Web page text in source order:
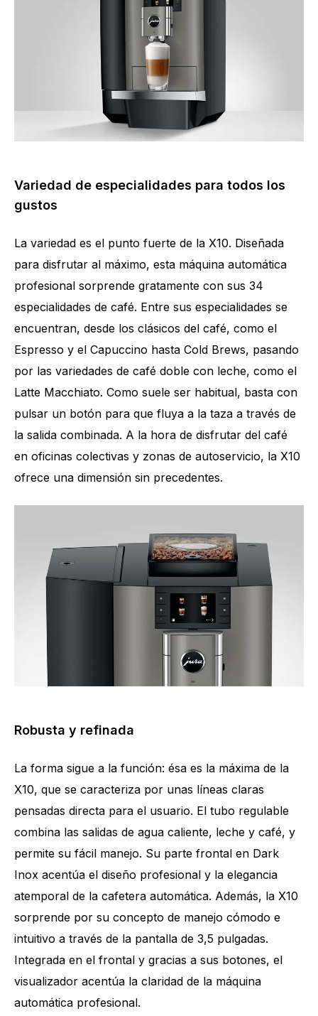
Variedad de especialidades para todos los
gustos
La variedad es el punto fuerte de la X10. Diseñada
para disfrutar al máximo, esta máquina automática
profesional sorprende gratamente con sus 34
especialidades de café. Entre sus especialidades se
encuentran, desde los clásicos del café, como el
Espresso y el Capuccino hasta Cold Brews, pasando
por las variedades de café doble con leche, como el
Latte Macchiato. Como suele ser habitual, basta con
pulsar un botón para que fluya a la taza a través de
la salida combinada. A la hora de disfrutar del café
en oficinas colectivas y zonas de autoservicio, la X10
ofrece una dimensión sin precedentes.
Robusta y refinada
La forma sigue a la función: ésa es la máxima de la
X10, que se caracteriza por unas líneas claras
pensadas directa para el usuario. El tubo regulable
combina las salidas de agua caliente, leche y café, y
permite su fácil manejo. Su parte frontal en Dark
Inox acentúa el diseño profesional y la elegancia
atemporal de la cafetera automática. Además, la X10
sorprende por su concepto de manejo cómodo e
intuitivo a través de la pantalla de 3,5 pulgadas.
Integrada en el frontal y gracias a sus botones, el
visualizador acentúa la claridad de la máquina
automática profesional.